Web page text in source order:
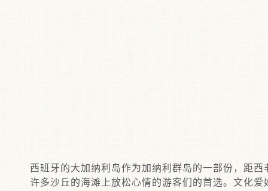
西班牙的大加纳利岛作为加纳利群岛的一部份，距
许多沙丘的海滩上放松心情的游客们的首选。文化